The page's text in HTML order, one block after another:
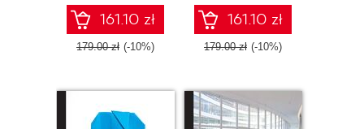
performance-
tuning for
PostgreSQL
161.10 zł
179.00 zł (-10%)
161.10 zł
179.00 zł (-10%)